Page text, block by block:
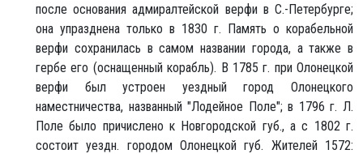
после основания адмиралтейской верфи в С.-Петербурге;
она упразднена только в 1830 г. Память о корабельной
верфи сохранилась в самом названии города, а также в
гербе его (оснащенный корабль). В 1785 г. при Олонецкой
верфи был устроен уездный город Олонецкого
наместничества, названный "Лодейное Поле"; в 1796 г. Л.
Поле было причислено к Новгородской губ., а с 1802 г.
состоит уездн. городом Олонецкой губ. Жителей 1572: